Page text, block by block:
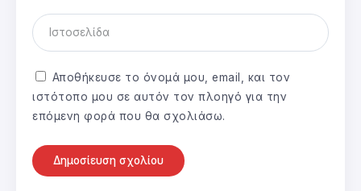
Αποθήκευσε το όνομά μου, email, και τον
ιστότοπο μου σε αυτόν τον πλοηγό για την
επόμενη φορά που θα σχολιάσω.